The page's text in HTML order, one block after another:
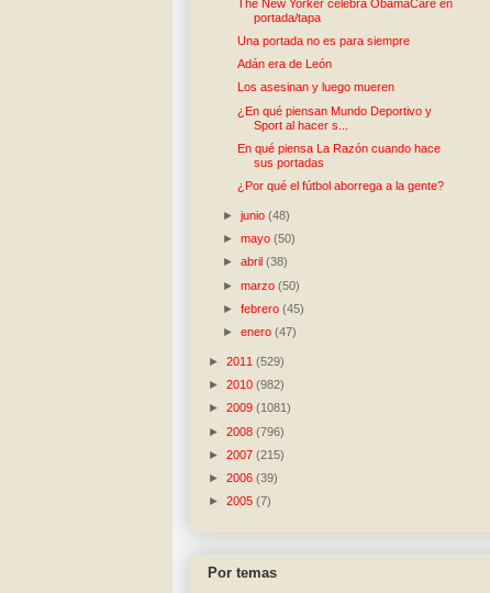
The New Yorker celebra ObamaCare en
portada/tapa
Una portada no es para siempre
Adán era de León
Los asesinan y luego mueren
¿En qué piensan Mundo Deportivo y
Sport al hacer s...
En qué piensa La Razón cuando hace
sus portadas
¿Por qué el fútbol aborrega a la gente?
►junio(48)
►mayo(50)
►abril(38)
►marzo(50)
►febrero(45)
►enero(47)
► 2011 (529)
► 2010 (982)
► 2009 (1081)
► 2008 (796)
► 2007 (215)
► 2006 (39)
► 2005 (7)
Por temas